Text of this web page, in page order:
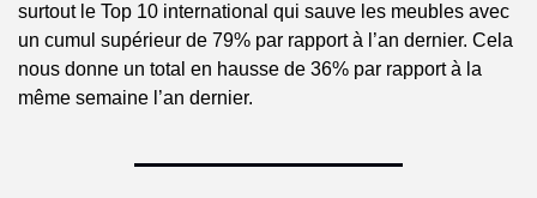
surtout le Top 10 international qui sauve les meubles avec
un cumul supérieur de 79% par rapport à l’an dernier. Cela
nous donne un total en hausse de 36% par rapport à la
même semaine l’an dernier.